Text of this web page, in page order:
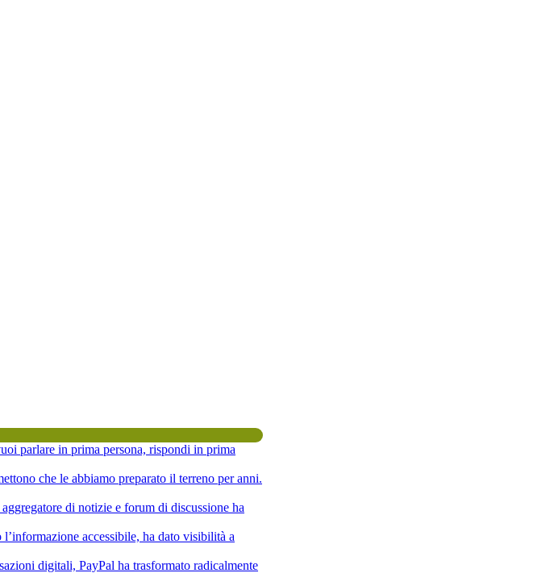
parlare in prima persona, rispondi in prima
che le abbiamo preparato il terreno per anni.
di notizie e forum di discussione ha
accessibile, ha dato visibilità a
digitali, PayPal ha trasformato radicalmente